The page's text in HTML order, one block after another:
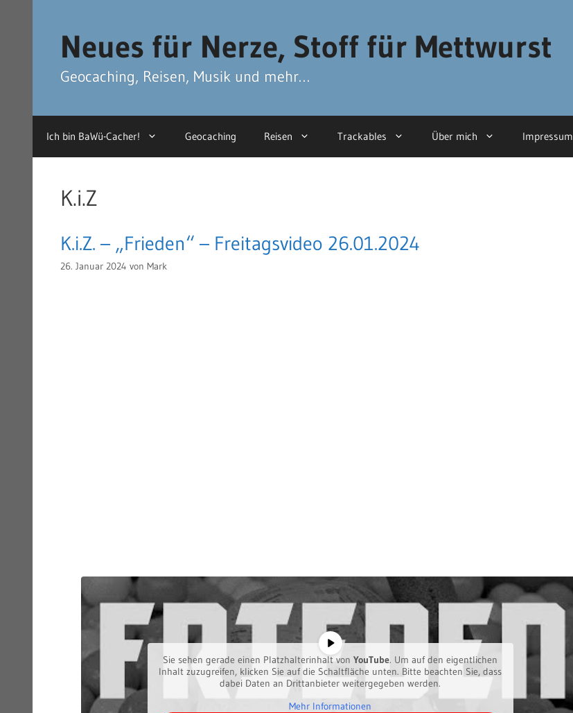
Neues für Nerze, Stoff für Mettwurst
Geocaching, Reisen, Musik und mehr…
Ich bin BaWü-Cacher! Geocaching Reisen Trackables Über mich Impressum
K.i.Z
K.i.Z. – „Frieden“ – Freitagsvideo 26.01.2024
26. Januar 2024 von Mark
Sie sehen gerade einen Platzhalterinhalt von YouTube. Um auf den eigentlichen
Inhalt zuzugreifen, klicken Sie auf die Schaltfläche unten. Bitte beachten Sie, dass
dabei Daten an Drittanbieter weitergegeben werden.
Mehr Informationen